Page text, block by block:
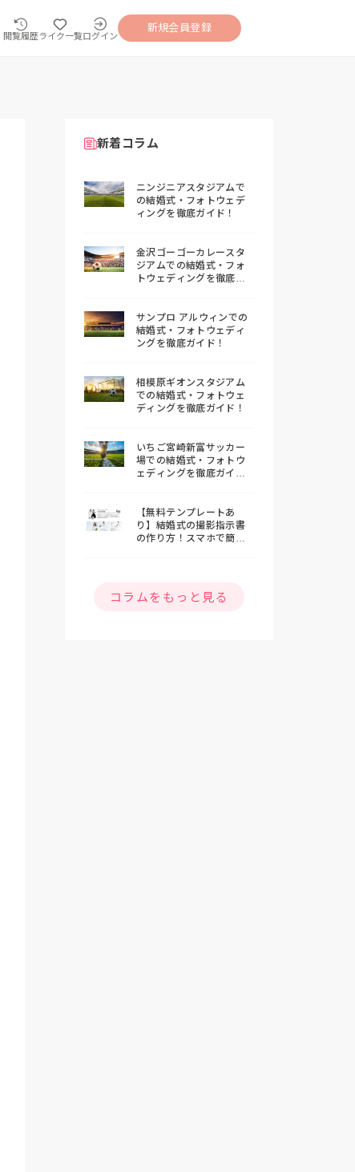
閲覧履歴ライク一覧ログイン
新規会員登録
新着コラム
ニンジニアスタジアムで
の結婚式・フォトウェデ
ィングを徹底ガイド！
金沢ゴーゴーカレースタ
ジアムでの結婚式・フォ
トウェディングを徹底ガ
サンプロ アルウィンでの
結婚式・フォトウェディ
ングを徹底ガイド！
相模原ギオンスタジアム
での結婚式・フォトウェ
ディングを徹底ガイド！
いちご宮崎新富サッカー
場での結婚式・フォトウ
ェディングを徹底ガイ
【無料テンプレートあ
り】結婚式の撮影指示書
の作り方！スマホで簡単
コラムをもっと見る